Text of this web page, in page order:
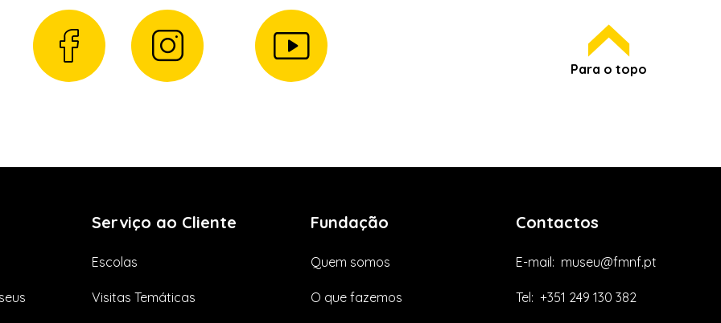
Para o topo
Serviço ao Cliente
Escolas
Visitas Temáticas
Fundação
Quem somos
O que fazemos
Contactos
E-mail: museu@fmnf.pt
Tel: +351 249 130 382